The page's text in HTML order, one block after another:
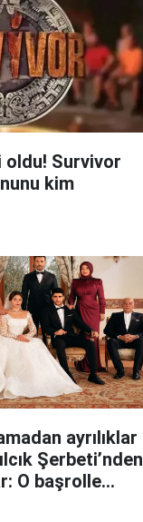
oldu! Survivor
kim
ayrılıklar
Şerbeti’nden
O başrolle